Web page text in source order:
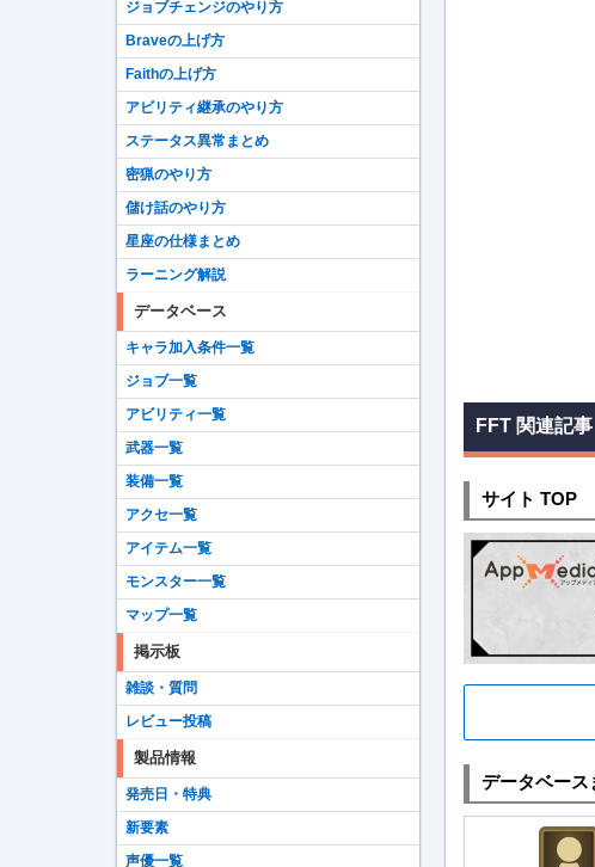
FFT 関連記事
サイト TOP
データベース
ジョブチェンジのやり方
Braveの上げ方
Faithの上げ方
アビリティ継承のやり方
ステータス異常まとめ
密猟のやり方
儲け話のやり方
星座の仕様まとめ
ラーニング解説
データベース
キャラ加入条件一覧
ジョブ一覧
アビリティ一覧
武器一覧
装備一覧
アクセ一覧
アイテム一覧
モンスター一覧
マップ一覧
掲示板
雑談・質問
レビュー投稿
製品情報
発売日・特典
新要素
声優一覧